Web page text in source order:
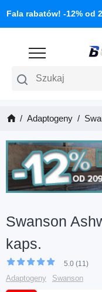
Fala rabatów! -12% od
Szukaj
Adaptogeny
Swanson
kaps.
5.0 (11)
Adaptogeny Swanson